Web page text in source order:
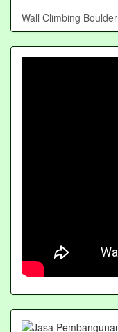
Wall Climbing Boulder